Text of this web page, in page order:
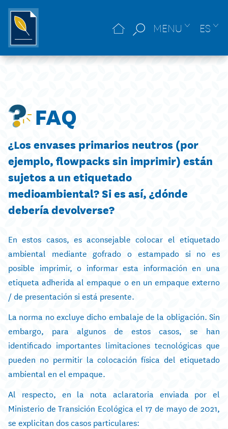
MENU ES
FAQ
¿Los envases primarios neutros (por
ejemplo, flowpacks sin imprimir) están
sujetos a un etiquetado
medioambiental? Si es así, ¿dónde
debería devolverse?
En estos casos, es aconsejable colocar el etiquetado
ambiental mediante gofrado o estampado si no es
posible imprimir, o informar esta información en una
etiqueta adherida al empaque o en un empaque externo
/ de presentación si está presente.
La norma no excluye dicho embalaje de la obligación. Sin
embargo, para algunos de estos casos, se han
identificado importantes limitaciones tecnológicas que
pueden no permitir la colocación física del etiquetado
ambiental en el empaque.
Al respecto, en la nota aclaratoria enviada por el
Ministerio de Transición Ecológica el 17 de mayo de 2021,
se explicitan dos casos particulares: